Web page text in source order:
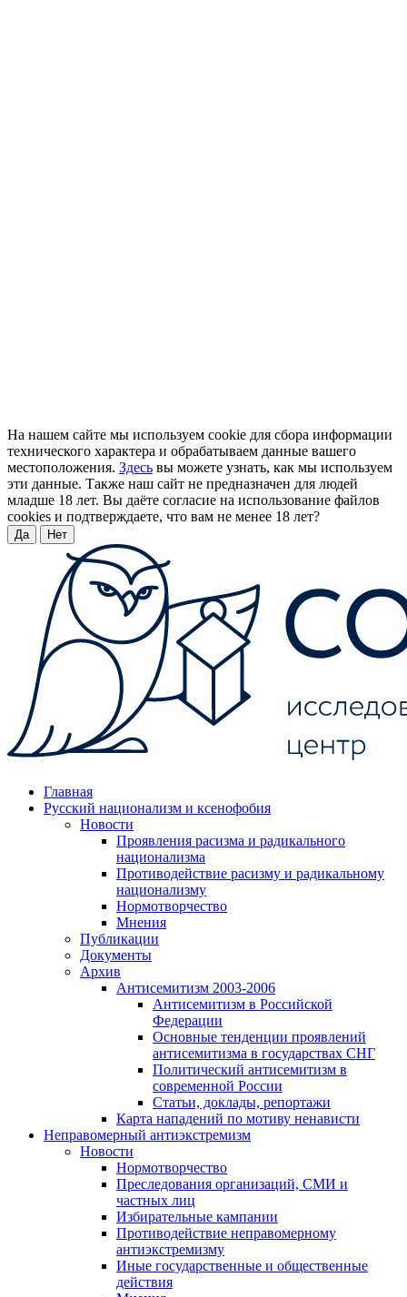
На нашем сайте мы используем cookie для сбора информации
технического характера и обрабатываем данные вашего
местоположения. Здесь вы можете узнать, как мы используем
эти данные. Также наш сайт не предназначен для людей
младше 18 лет. Вы даёте согласие на использование файлов
cookies и подтверждаете, что вам не менее 18 лет?
Да Нет
Главная
Русский национализм и ксенофобия
Новости
Проявления расизма и радикального
национализма
Противодействие расизму и радикальному
национализму
Нормотворчество
Мнения
Публикации
Документы
Архив
Антисемитизм 2003-2006
Антисемитизм в Российской
Федерации
Основные тенденции проявлений
антисемитизма в государствах СНГ
Политический антисемитизм в
современной России
Статьи, доклады, репортажи
Карта нападений по мотиву ненависти
Неправомерный антиэкстремизм
Новости
Нормотворчество
Преследования организаций, СМИ и
частных лиц
Избирательные кампании
Противодействие неправомерному
антиэкстремизму
Иные государственные и общественные
действия